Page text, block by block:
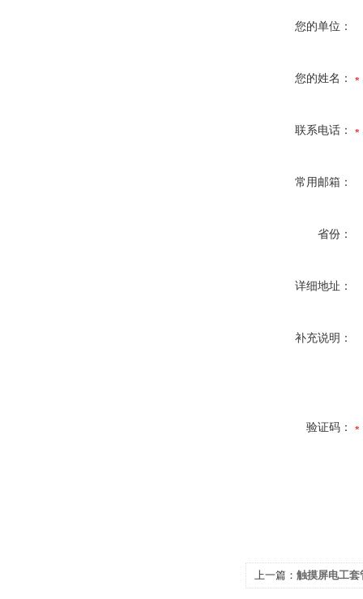
您的单位：
您的姓名：
联系电话：
常用邮箱：
省份：
详细地址：
补充说明：
验证码：
上一篇： 触摸屏电工套